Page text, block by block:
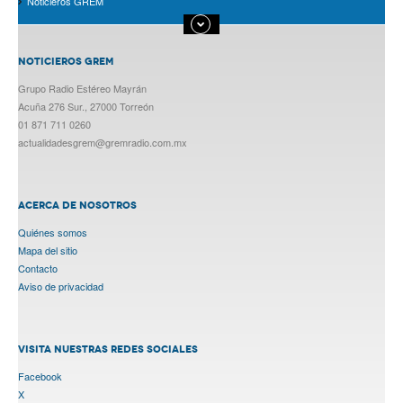
NOTICIEROS GREM
Grupo Radio Estéreo Mayrán
Acuña 276 Sur., 27000 Torreón
01 871 711 0260
actualidadesgrem@gremradio.com.mx
ACERCA DE NOSOTROS
Quiénes somos
Mapa del sitio
Contacto
Aviso de privacidad
VISITA NUESTRAS REDES SOCIALES
Facebook
X